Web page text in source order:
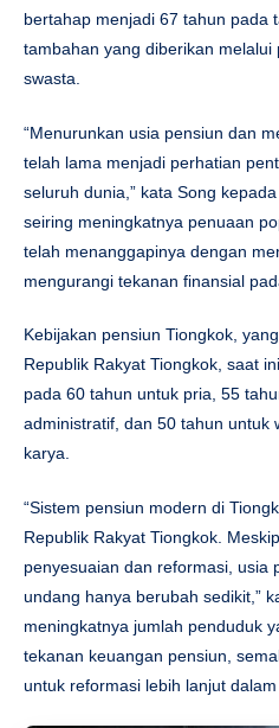
bertahap menjadi 67 tahun pada
tambahan yang diberikan melalui
swasta.
“Menurunkan usia pensiun dan
telah lama menjadi perhatian
seluruh dunia,” kata Song
seiring meningkatnya penuaan
telah menanggapinya dengan
mengurangi tekanan finansial
Kebijakan pensiun Tiongkok,
Republik Rakyat Tiongkok, saat
pada 60 tahun untuk pria, 55
administratif, dan 50 tahun untuk
karya.
“Sistem pensiun modern di
Republik Rakyat Tiongkok.
penyesuaian dan reformasi, usia
undang hanya berubah sedikit,”
meningkatnya jumlah penduduk
tekanan keuangan pensiun,
untuk reformasi lebih lanjut